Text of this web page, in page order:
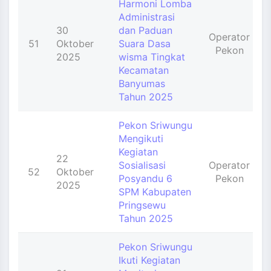
51
30
Oktober
2025
Harmoni Lomba
Administrasi
dan Paduan
Suara Dasa
wisma Tingkat
Kecamatan
Banyumas
Tahun 2025
Operator
Pekon
52
22
Oktober
2025
Pekon Sriwungu
Mengikuti
Kegiatan
Sosialisasi
Posyandu 6
SPM Kabupaten
Pringsewu
Tahun 2025
Operator
Pekon
Pekon Sriwungu
Ikuti Kegiatan